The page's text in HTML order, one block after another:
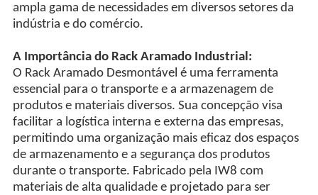
ampla gama de necessidades em diversos setores da
indústria e do comércio.
A Importância do Rack Aramado Industrial:
O Rack Aramado Desmontável é uma ferramenta
essencial para o transporte e a armazenagem de
produtos e materiais diversos. Sua concepção visa
facilitar a logística interna e externa das empresas,
permitindo uma organização mais eficaz dos espaços
de armazenamento e a segurança dos produtos
durante o transporte. Fabricado pela IW8 com
materiais de alta qualidade e projetado para ser